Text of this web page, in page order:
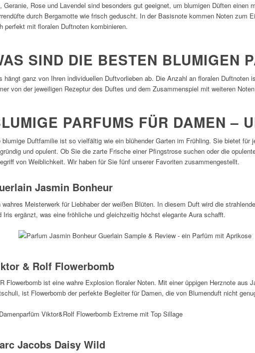
Geranie, Rose und Lavendel sind besonders gut geeignet, um blumigen Düften einen
durch Bergamotte wie frisch geduscht. In der Basisnote kommen Noten zum
perfekt mit floralen Duftnoten kombinieren.
SIND DIE BESTEN BLUMIGEN
hängt ganz von Ihren individuellen Duftvorlieben ab. Die Anzahl an floralen
von der jeweiligen Rezeptur des Duftes und dem Zusammenspiel mit weiteren
PARFUMS FÜR DAMEN –
blumige Duftfamilie ist so vielfältig wie ein blühender Garten im Frühling. Sie bietet
und opulent. Ob Sie die zarte Frische einer Pfingstrose suchen oder die
von Weiblichkeit. Wir haben für Sie fünf unserer Favoriten zusammengestellt.
Jasmin Bonheur
wahres Meisterwerk für Liebhaber der weißen Blüten. In diesem Duft wird die
Iris ergänzt, was eine fröhliche und gleichzeitig höchst elegante Aura schafft.
& Rolf Flowerbomb
Flowerbomb ist eine wahre Explosion floraler Noten. Mit einer üppigen Herznote
ist Flowerbomb der perfekte Begleiter für Damen, die von Blumenduft nicht
Jacobs Daisy Wild